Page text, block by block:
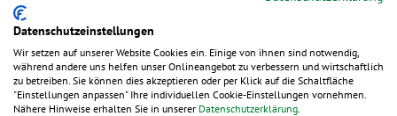
Dokumente
Datenschutzeinstellungen
Wir setzen auf unserer Website Cookies ein. Einige von ihnen sind notwendig,
während andere uns helfen unser Onlineangebot zu verbessern und wirtschaftlich
zu betreiben. Sie können dies akzeptieren oder per Klick auf die Schaltfläche
"Einstellungen anpassen" Ihre individuellen Cookie-Einstellungen vornehmen.
Nähere Hinweise erhalten Sie in unserer Datenschutzerklärung.